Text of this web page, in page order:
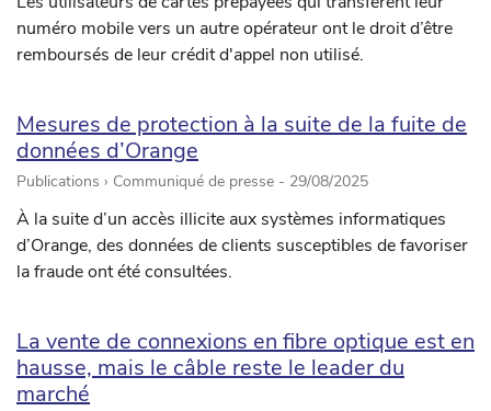
numéro mobile vers un autre opérateur ont le droit d’être
remboursés de leur crédit d'appel non utilisé.
Mesures de protection à la suite de la fuite de
données d’Orange
Publications › Communiqué de presse - 29/08/2025
À la suite d’un accès illicite aux systèmes informatiques
d’Orange, des données de clients susceptibles de favoriser
la fraude ont été consultées.
La vente de connexions en fibre optique est en
hausse, mais le câble reste le leader du
marché